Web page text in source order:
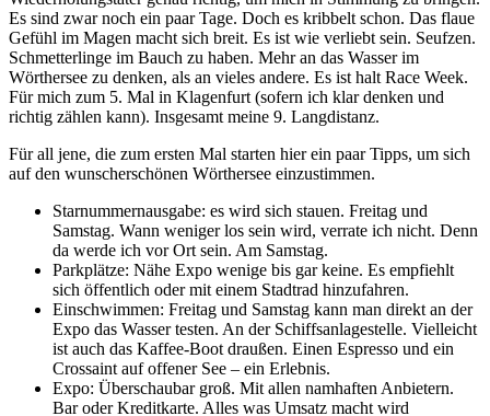
Es sind zwar noch ein paar Tage. Doch es kribbelt schon. Das flaue
Gefühl im Magen macht sich breit. Es ist wie verliebt sein. Seufzen.
Schmetterlinge im Bauch zu haben. Mehr an das Wasser im
Wörthersee zu denken, als an vieles andere. Es ist halt Race Week.
Für mich zum 5. Mal in Klagenfurt (sofern ich klar denken und
richtig zählen kann). Insgesamt meine 9. Langdistanz.
Für all jene, die zum ersten Mal starten hier ein paar Tipps, um sich
auf den wunscherschönen Wörthersee einzustimmen.
Starnummernausgabe: es wird sich stauen. Freitag und
Samstag. Wann weniger los sein wird, verrate ich nicht. Denn
da werde ich vor Ort sein. Am Samstag.
Parkplätze: Nähe Expo wenige bis gar keine. Es empfiehlt
sich öffentlich oder mit einem Stadtrad hinzufahren.
Einschwimmen: Freitag und Samstag kann man direkt an der
Expo das Wasser testen. An der Schiffsanlagestelle. Vielleicht
ist auch das Kaffee-Boot draußen. Einen Espresso und ein
Crossaint auf offener See – ein Erlebnis.
Expo: Überschaubar groß. Mit allen namhaften Anbietern.
Bar oder Kreditkarte. Alles was Umsatz macht wird